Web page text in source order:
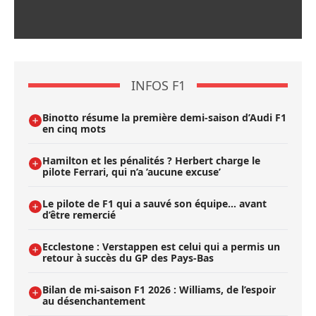
INFOS F1
Binotto résume la première demi-saison d’Audi F1
en cinq mots
Hamilton et les pénalités ? Herbert charge le
pilote Ferrari, qui n’a ’aucune excuse’
Le pilote de F1 qui a sauvé son équipe… avant
d’être remercié
Ecclestone : Verstappen est celui qui a permis un
retour à succès du GP des Pays-Bas
Bilan de mi-saison F1 2026 : Williams, de l’espoir
au désenchantement